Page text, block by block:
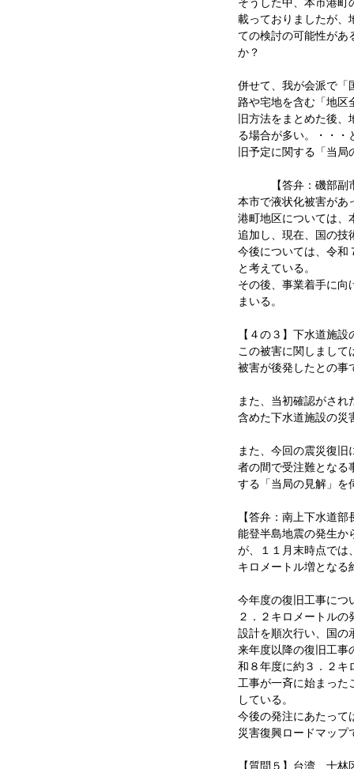
そうした中、本市港町
載っておりましたが
ての検討の可能性が
か？
併せて、我が会派で
路や宅地を含む「地区
旧方法をまとめた後
る場合が多い。・・・
旧予定に関する「当
【答弁：磯部副
本市で液状化被害が
港町地区については、
追加し、現在、国の技
今後については、令和
と考えている。
その後、事業着手に
まいる。
【４の３】下水道施
この被害に関しまして
被害が後発したとの事
また、当初確認がさ
含めた下水道施設の災
また、今回の震災復旧
者の間で受注難とな
する「当局の見解」を
【答弁：南上下水道部
能登半島地震の発生か
が、１１月末時点では
キロメートル増となる
今年度の復旧工事につ
２．２キロメートル
設計を順次行い、国の
来年度以降の復旧工
和８年度に約３．２キ
工事が一斉に始まった
している。
今後の発注にあたって
災害復興ロードマップ
【質問５】台湾 士